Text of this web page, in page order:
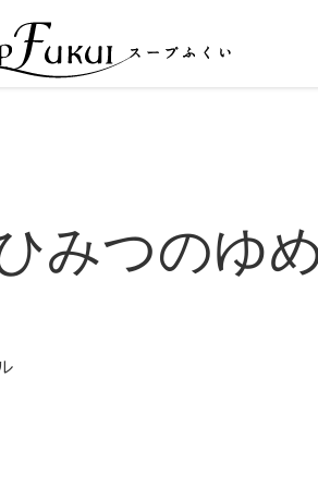
みつのゆ